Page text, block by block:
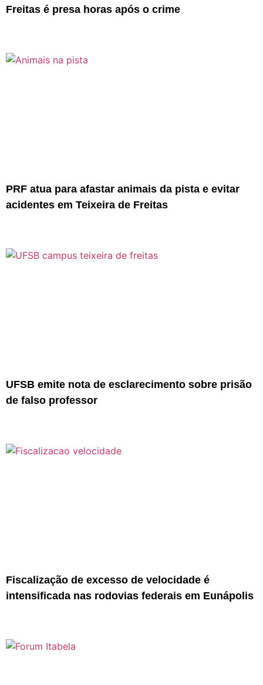
Freitas é presa horas após o crime
PRF atua para afastar animais da pista e evitar
acidentes em Teixeira de Freitas
UFSB emite nota de esclarecimento sobre prisão
de falso professor
Fiscalização de excesso de velocidade é
intensificada nas rodovias federais em Eunápolis